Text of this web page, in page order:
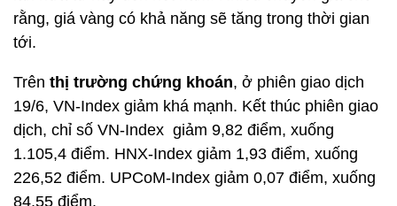
rằng, giá vàng có khả năng sẽ tăng trong thời gian
tới.
Trên thị trường chứng khoán, ở phiên giao dịch
19/6, VN-Index giảm khá mạnh. Kết thúc phiên giao
dịch, chỉ số VN-Index giảm 9,82 điểm, xuống
1.105,4 điểm. HNX-Index giảm 1,93 điểm, xuống
226,52 điểm. UPCoM-Index giảm 0,07 điểm, xuống
84,55 điểm.